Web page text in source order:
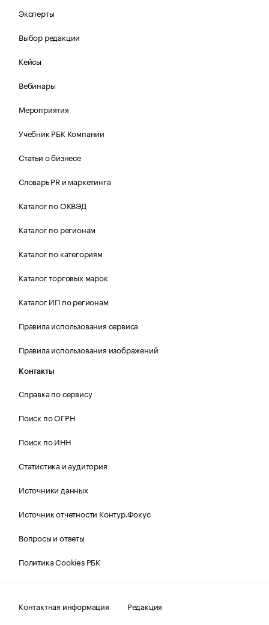
Эксперты
Выбор редакции
Кейсы
Вебинары
Мероприятия
Учебник РБК Компании
Статьи о бизнесе
Словарь PR и маркетинга
Каталог по ОКВЭД
Каталог по регионам
Каталог по категориям
Каталог торговых марок
Каталог ИП по регионам
Правила использования сервиса
Правила использования изображений
Контакты
Справка по сервису
Поиск по ОГРН
Поиск по ИНН
Статистика и аудитория
Источники данных
Источник отчетности Контур.Фокус
Вопросы и ответы
Политика Cookies РБК
Контактная информация
Редакция